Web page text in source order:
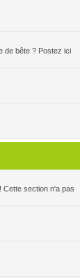
de bête ? Postez ici
Cette section n'a pas